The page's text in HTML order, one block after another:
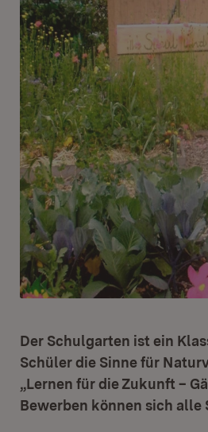
Der Schulgarten ist ein
Schüler die Sinne für
„Lernen für die Zukunft –
Bewerben können sich alle